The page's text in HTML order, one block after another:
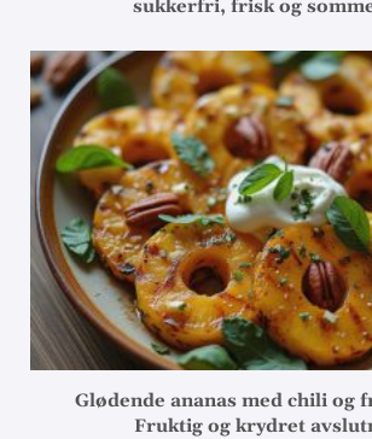
sukkerfri, frisk og
Glødende ananas med chili og
Fruktig og krydret